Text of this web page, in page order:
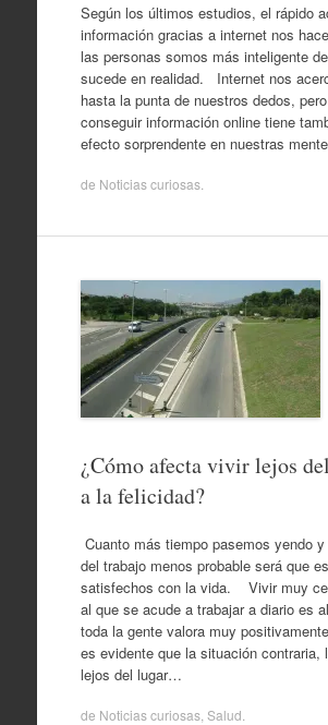
Según los últimos estudios, el rápido
información gracias a internet nos
las personas somos más inteligente
sucede en realidad. Internet nos
hasta la punta de nuestros dedos,
conseguir información online tiene
efecto sorprendente en nuestras
de Noticias curiosas.
¿Cómo afecta vivir lejos
a la felicidad?
Cuanto más tiempo pasemos yendo
del trabajo menos probable será que
satisfechos con la vida. Vivir muy
al que se acude a trabajar a diario es
toda la gente valora muy
es evidente que la situación contraria,
lejos del lugar…
de Noticias curiosas, Salud